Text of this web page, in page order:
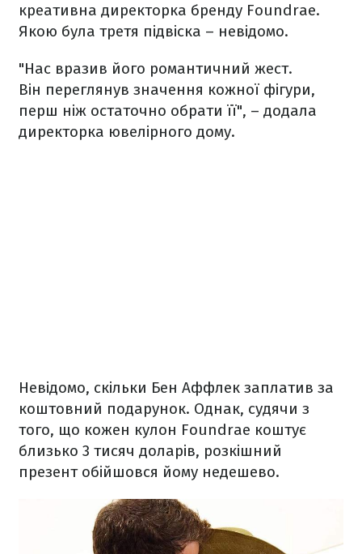
креативна директорка бренду Foundrae.
Якою була третя підвіска – невідомо.
"Нас вразив його романтичний жест.
Він переглянув значення кожної фігури,
перш ніж остаточно обрати її", – додала
директорка ювелірного дому.
Невідомо, скільки Бен Аффлек заплатив за
коштовний подарунок. Однак, судячи з
того, що кожен кулон Foundrae коштує
близько 3 тисяч доларів, розкішний
презент обійшовся йому недешево.